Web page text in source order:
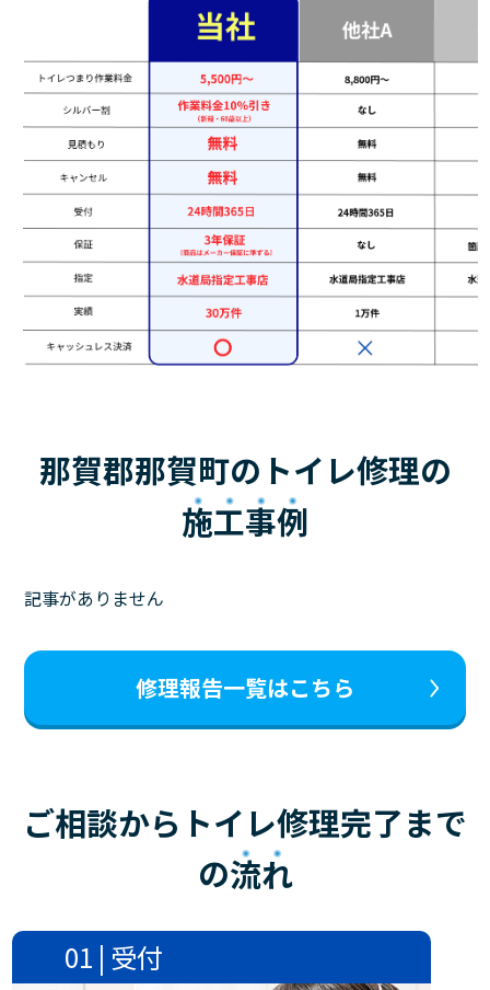
那賀郡那賀町のトイレ修理の
施工事例
記事がありません
修理報告一覧はこちら
ご相談からトイレ修理完了まで
の流れ
01 | 受付